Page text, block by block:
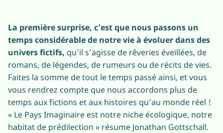
La première surprise, c’est que nous passons un
temps considérable de notre vie à évoluer dans des
univers fictifs, qu’il s’agisse de rêveries éveillées, de
romans, de légendes, de rumeurs ou de récits de vies.
Faites la somme de tout le temps passé ainsi, et vous
vous rendrez compte que nous accordons plus de
temps aux fictions et aux histoires qu’au monde réel !
« Le Pays Imaginaire est notre niche écologique, notre
habitat de prédilection » résume Jonathan Gottschall.